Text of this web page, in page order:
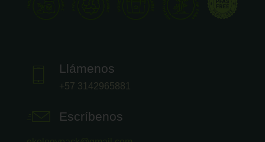
Llámenos
+57 3142965881
Escríbenos